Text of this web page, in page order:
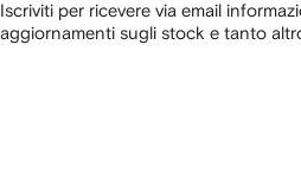
Iscriviti per ricevere via email
aggiornamenti sugli stock e tanto